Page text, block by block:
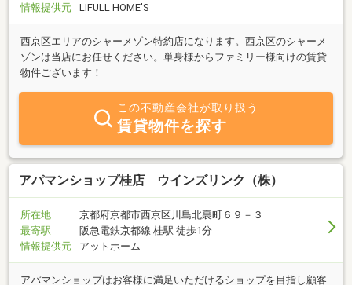
情報提供元
LIFULL HOME'S
西京区エリアのシャーメゾン特約店になります。西京区のシャーメ
ゾンは当店にお任せください。単身様からファミリー様向けの賃貸
物件ございます！
この不動産会社が取り扱う
賃貸物件を探す
アパマンショップ桂店 ウインズリンク（株）
所在地
京都府京都市西京区川島北裏町６９－３
最寄駅
阪急電鉄京都線 桂駅 徒歩1分
情報提供元
アットホーム
アパマンショップはお客様に満足いただけるショップを目指し顧客